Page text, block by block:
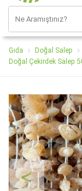
Gıda Doğal Salep
Doğal Çekirdek Salep
Geri